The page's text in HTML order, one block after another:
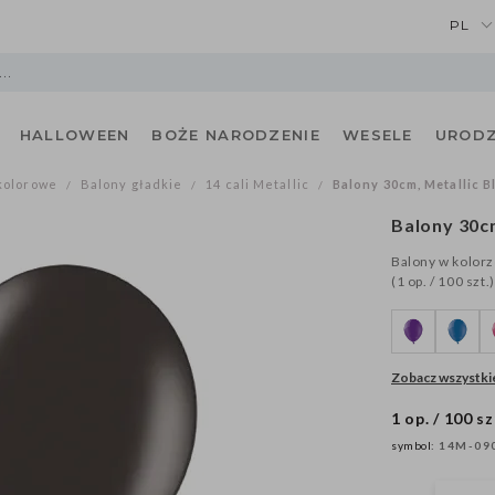
PL
HALLOWEEN BOŻE NARODZENIE WESELE
/ Balony gładkie / 14 cali Metallic / Balony 30cm, Metallic
Balony
Balony w
(1 op. / 100 szt.)
Zobacz
1 op. / 100
symbol:14M-